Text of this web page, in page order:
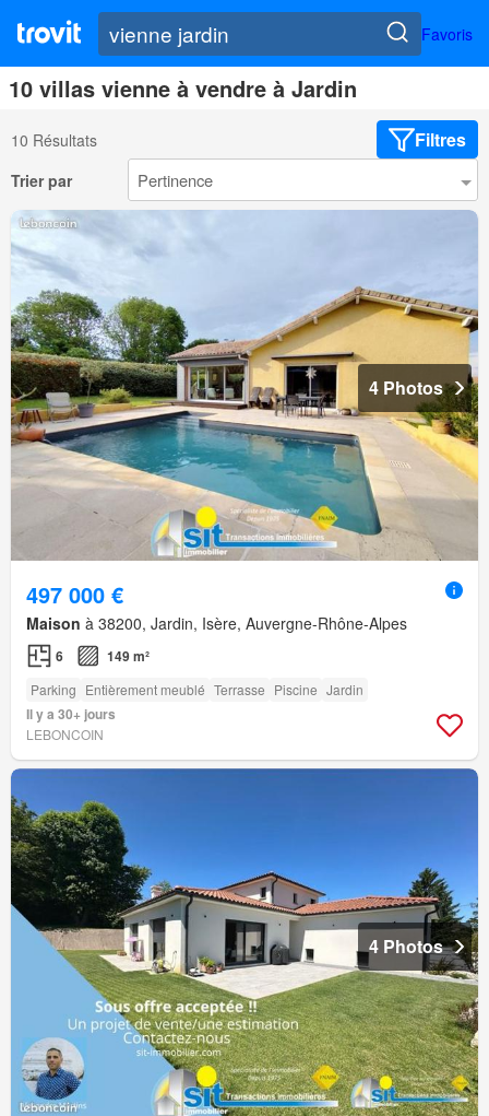
Favoris
10 villas vienne à vendre à Jardin
10 Résultats Filtres
Trier par
4 Photos
497 000 €
Maison à 38200, Jardin, Isère, Auvergne-Rhône-Alpes
6 149 m²
Parking Entièrement meublé Terrasse Piscine Jardin
Il y a 30+ jours
LEBONCOIN
4 Photos